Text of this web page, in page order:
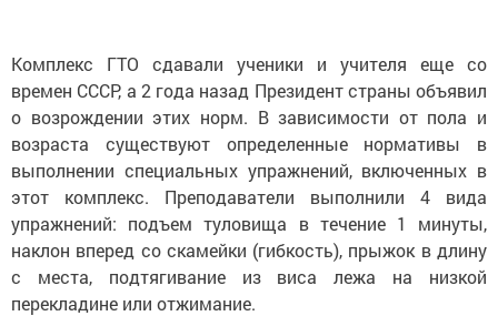
Комплекс ГТО сдавали ученики и учителя еще со
времен СССР, а 2 года назад Президент страны объявил
о возрождении этих норм. В зависимости от пола и
возраста существуют определенные нормативы в
выполнении специальных упражнений, включенных в
этот комплекс. Преподаватели выполнили 4 вида
упражнений: подъем туловища в течение 1 минуты,
наклон вперед со скамейки (гибкость), прыжок в длину
с места, подтягивание из виса лежа на низкой
перекладине или отжимание.